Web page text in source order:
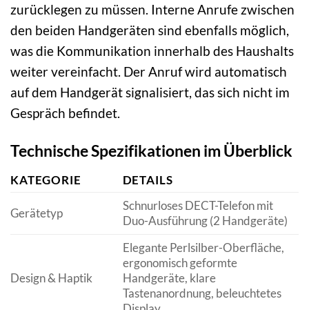
zurücklegen zu müssen. Interne Anrufe zwischen
den beiden Handgeräten sind ebenfalls möglich,
was die Kommunikation innerhalb des Haushalts
weiter vereinfacht. Der Anruf wird automatisch
auf dem Handgerät signalisiert, das sich nicht im
Gespräch befindet.
Technische Spezifikationen im Überblick
KATEGORIE DETAILS
Gerätetyp
Schnurloses DECT-Telefon mit
Duo-Ausführung (2 Handgeräte)
Design & Haptik
Elegante Perlsilber-Oberfläche,
ergonomisch geformte
Handgeräte, klare
Tastenanordnung, beleuchtetes